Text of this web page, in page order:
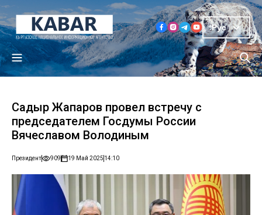
Рус
Садыр Жапаров провел встречу с
председателем Госдумы России
Вячеславом Володиным
Президент 909 19 Май 2025 14:10